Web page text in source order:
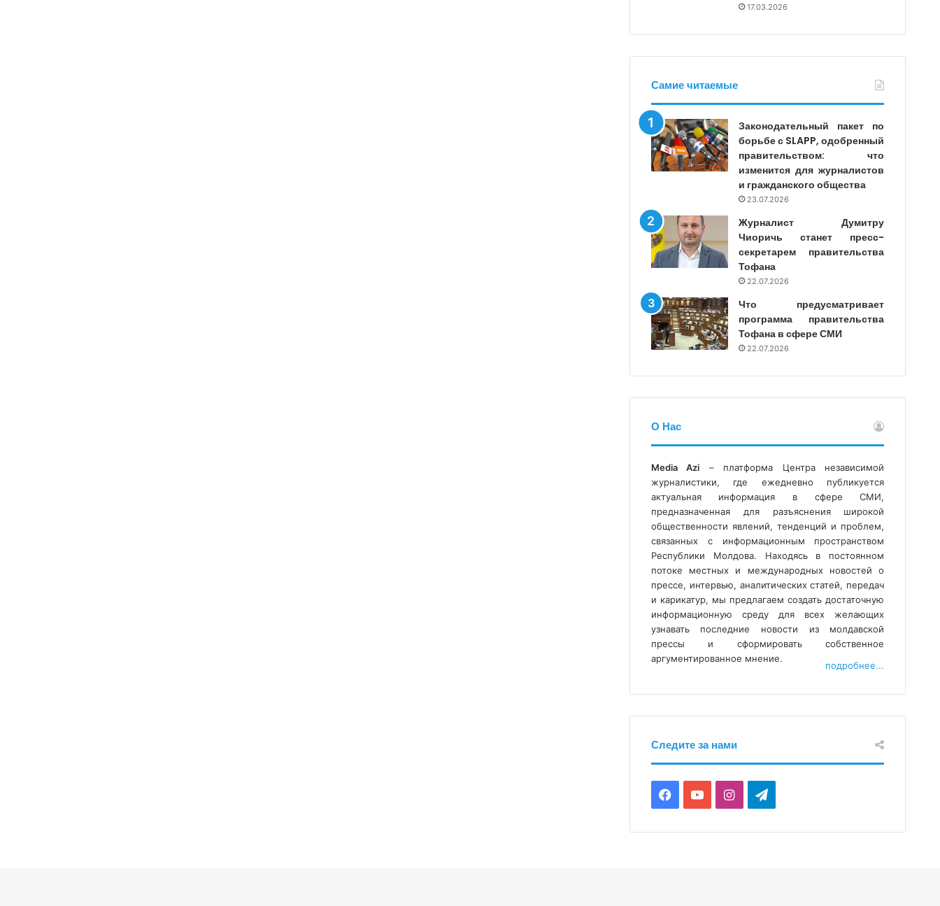
17.03.2026
Самие читаемые
Законодательный пакет по
борьбе с SLAPP, одобренный
правительством: что
изменится для журналистов
и гражданского общества
23.07.2026
Журналист Думитру
Чиоричь станет пресс-
секретарем правительства
Тофана
22.07.2026
Что предусматривает
программа правительства
Тофана в сфере СМИ
22.07.2026
О Нас
Media Azi – платформа Центра независимой
журналистики, где ежедневно публикуется
актуальная информация в сфере СМИ,
предназначенная для разъяснения широкой
общественности явлений, тенденций и проблем,
связанных с информационным пространством
Республики Молдова. Находясь в постоянном
потоке местных и международных новостей о
прессе, интервью, аналитических статей, передач
и карикатур, мы предлагаем создать достаточную
информационную среду для всех желающих
узнавать последние новости из молдавской
прессы и сформировать собственное
аргументированное мнение.
подробнее...
Следите за нами
F
Y
I
T